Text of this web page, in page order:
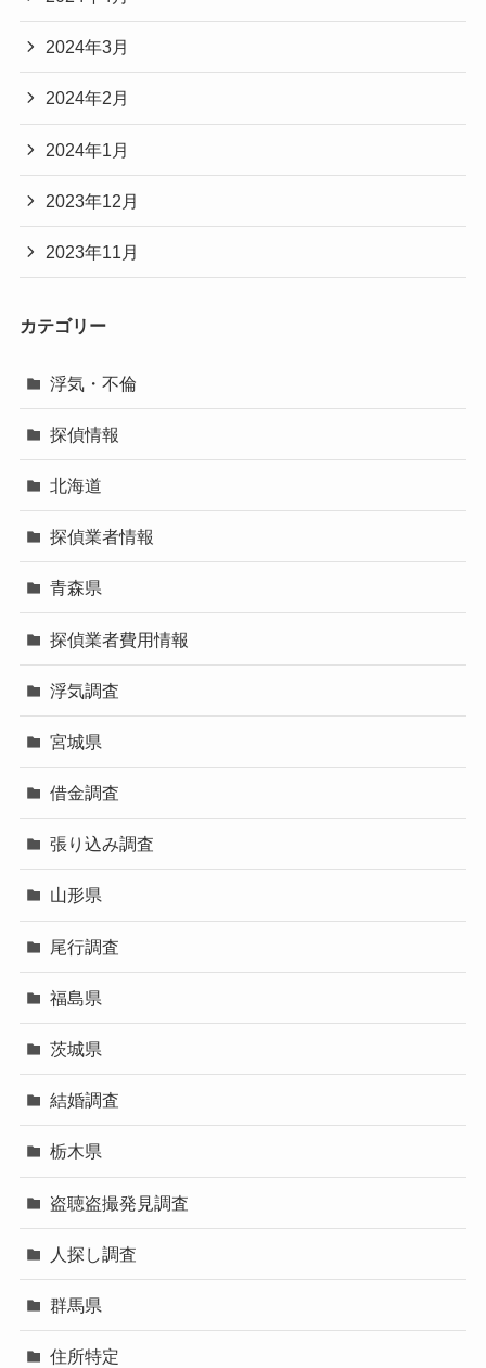
2024年3月
2024年2月
2024年1月
2023年12月
2023年11月
カテゴリー
浮気・不倫
探偵情報
北海道
探偵業者情報
青森県
探偵業者費用情報
浮気調査
宮城県
借金調査
張り込み調査
山形県
尾行調査
福島県
茨城県
結婚調査
栃木県
盗聴盗撮発見調査
人探し調査
群馬県
住所特定